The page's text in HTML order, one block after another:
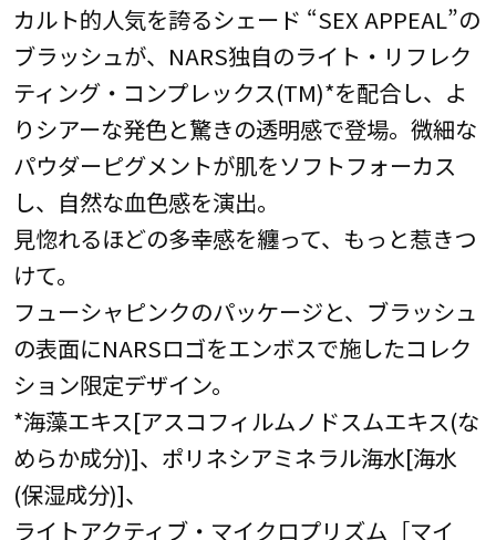
カルト的人気を誇るシェード “SEX APPEAL”の
ブラッシュが、NARS独自のライト・リフレク
ティング・コンプレックス(TM)*を配合し、よ
りシアーな発色と驚きの透明感で登場。微細な
パウダーピグメントが肌をソフトフォーカス
し、自然な血色感を演出。
見惚れるほどの多幸感を纏って、もっと惹きつ
けて。
フューシャピンクのパッケージと、ブラッシュ
の表面にNARSロゴをエンボスで施したコレク
ション限定デザイン。
*海藻エキス[アスコフィルムノドスムエキス(な
めらか成分)]、ポリネシアミネラル海水[海水
(保湿成分)]、
ライトアクティブ・マイクロプリズム［マイ